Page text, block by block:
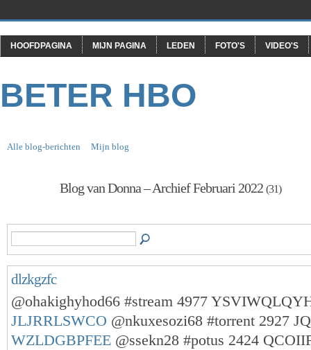
HOOFDPAGINA MIJN PAGINA LEDEN FOTO'S VIDEO'S
BETER HBO
Alle blog-berichten Mijn blog
Blog van Donna – Archief Februari 2022 (31)
dlzkgzfc
@ohakighyhod66 #stream 4977
JLJRRLSWCO @nkuxesozi68 #torrent 2927
WZLDGBPFEE @ssekn28 #potus 2424